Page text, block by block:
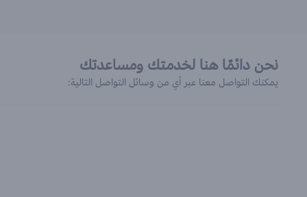
نحن دائمًا هنا لخدمتك ومساعدتك
يمكنك التواصل معنا عبر أي من وسائل التواصل التالية: